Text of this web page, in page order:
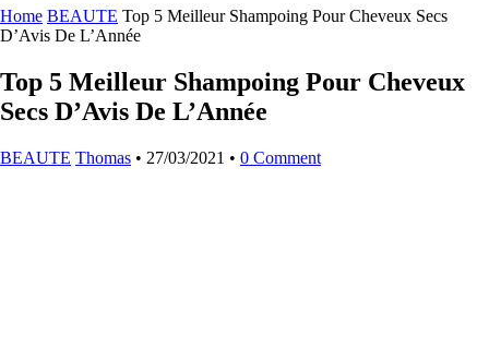
Home BEAUTE Top 5 Meilleur Shampoing Pour Cheveux Secs
D’Avis De L’Année
Top 5 Meilleur Shampoing Pour Cheveux
Secs D’Avis De L’Année
BEAUTE Thomas • 27/03/2021 • 0 Comment